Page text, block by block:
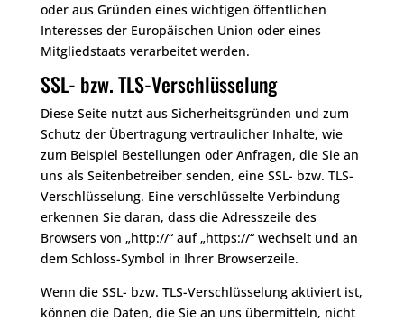
oder aus Gründen eines wichtigen öffentlichen
Interesses der Europäischen Union oder eines
Mitgliedstaats verarbeitet werden.
SSL- bzw. TLS-Verschlüsselung
Diese Seite nutzt aus Sicherheitsgründen und zum
Schutz der Übertragung vertraulicher Inhalte, wie
zum Beispiel Bestellungen oder Anfragen, die Sie an
uns als Seitenbetreiber senden, eine SSL- bzw. TLS-
Verschlüsselung. Eine verschlüsselte Verbindung
erkennen Sie daran, dass die Adresszeile des
Browsers von „http://“ auf „https://“ wechselt und an
dem Schloss-Symbol in Ihrer Browserzeile.
Wenn die SSL- bzw. TLS-Verschlüsselung aktiviert ist,
können die Daten, die Sie an uns übermitteln, nicht